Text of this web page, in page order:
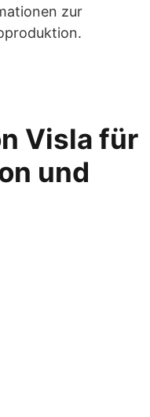
zur
Visla für
und